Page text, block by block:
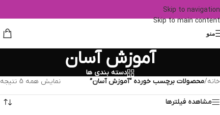
Skip to navigation
Skip to main content
منو
آموزش آسان
دسته بندی ها
خانه/محصولات برچسب خورده “آموزش آسان” نمایش همه 5 نتیجه
مشاهده فیلترها